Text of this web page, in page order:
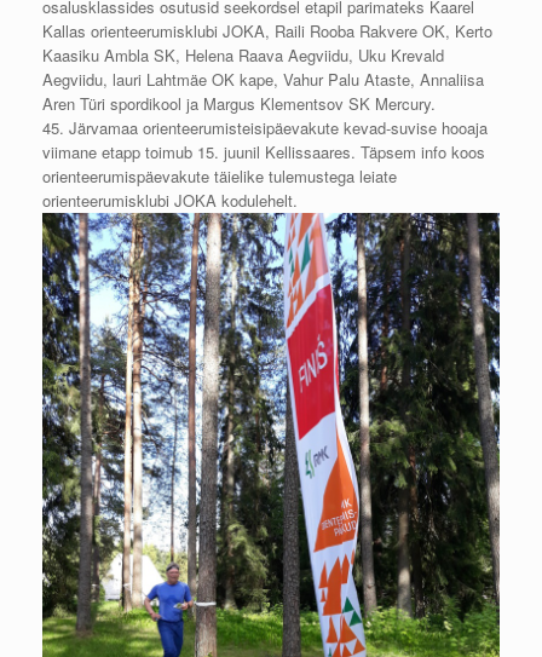
osalusklassides osutusid seekordsel etapil parimateks Kaarel
Kallas orienteerumisklubi JOKA, Raili Rooba Rakvere OK, Kerto
Kaasiku Ambla SK, Helena Raava Aegviidu, Uku Krevald
Aegviidu, lauri Lahtmäe OK kape, Vahur Palu Ataste, Annaliisa
Aren Türi spordikool ja Margus Klementsov SK Mercury.
45. Järvamaa orienteerumisteisipäevakute kevad-suvise hooaja
viimane etapp toimub 15. juunil Kellissaares. Täpsem info koos
orienteerumispäevakute täielike tulemustega leiate
orienteerumisklubi JOKA kodulehelt.